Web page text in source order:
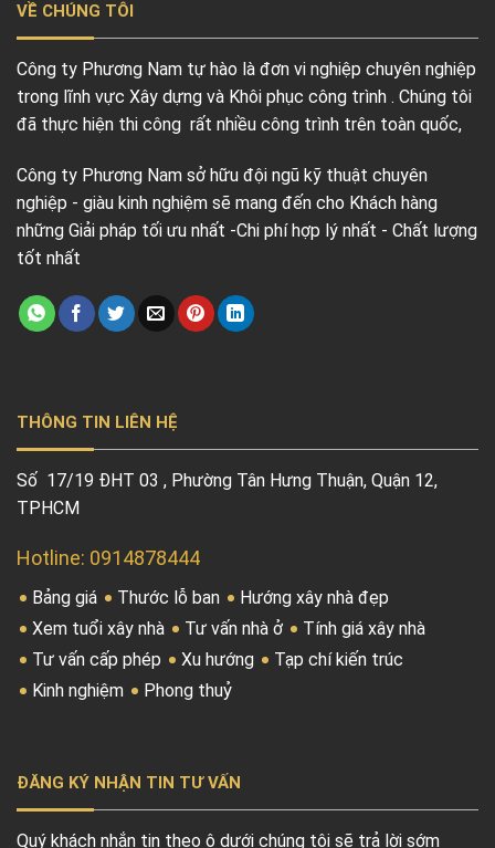
VỀ CHÚNG TÔI
Công ty Phương Nam tự hào là đơn vi nghiệp chuyên nghiệp
trong lĩnh vực Xây dựng và Khôi phục công trình . Chúng tôi
đã thực hiện thi công rất nhiều công trình trên toàn quốc,
Công ty Phương Nam sở hữu đội ngũ kỹ thuật chuyên
nghiệp - giàu kinh nghiệm sẽ mang đến cho Khách hàng
những Giải pháp tối ưu nhất -Chi phí hợp lý nhất - Chất lượng
tốt nhất
THÔNG TIN LIÊN HỆ
Số 17/19 ĐHT 03 , Phường Tân Hưng Thuận, Quận 12,
TPHCM
Hotline: 0914878444
Bảng giá Thước lỗ ban
Hướng xây nhà đẹp
Xem tuổi xây nhà
Tư vấn nhà ở
Tính giá xây nhà
Tư vấn cấp phép
Xu hướng
Tạp chí kiến trúc
Kinh nghiệm
Phong thuỷ
ĐĂNG KÝ NHẬN TIN TƯ VẤN
Quý khách nhắn tin theo ô dưới chúng tôi sẽ trả lời sớm